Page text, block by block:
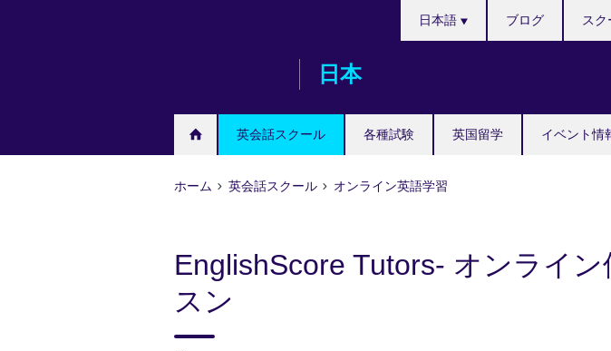
日本
英会話スクール 各種試験 英国留学 イベント情
Languages
日本語 ブログ ス
ホーム 英会話スクール オンライン英語学習
EnglishScore Tutors- オンライン
スン